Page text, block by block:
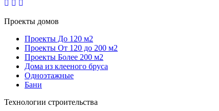
Проекты домов
Проекты До 120 м2
Проекты От 120 до 200 м2
Проекты Более 200 м2
Дома из клееного бруса
Одноэтажные
Бани
Технологии строительства